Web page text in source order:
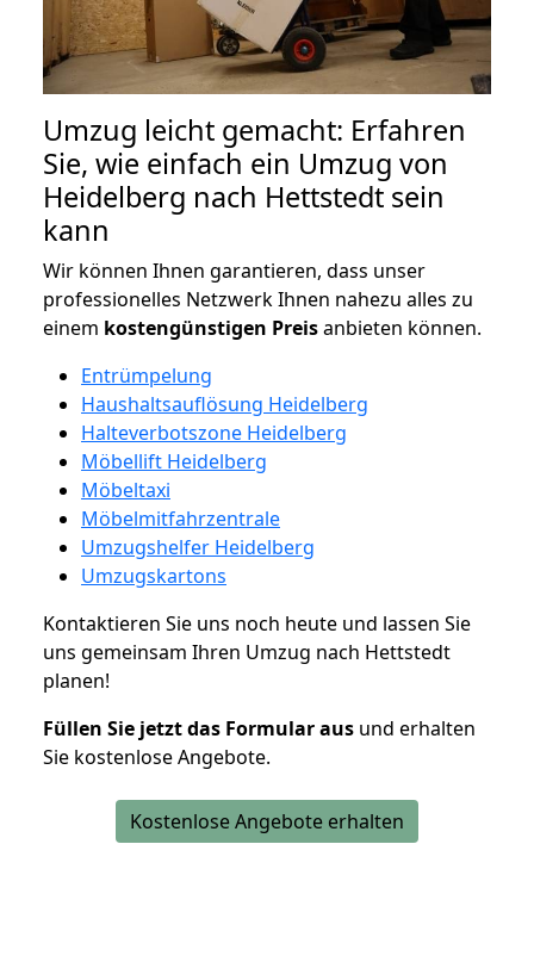
Umzug leicht gemacht: Erfahren
Sie, wie einfach ein Umzug von
Heidelberg nach Hettstedt sein
kann
Wir können Ihnen garantieren, dass unser
professionelles Netzwerk Ihnen nahezu alles zu
einem kostengünstigen Preisanbieten können.
Entrümpelung
Haushaltsauflösung Heidelberg
Halteverbotszone Heidelberg
Möbellift Heidelberg
Möbeltaxi
Möbelmitfahrzentrale
Umzugshelfer Heidelberg
Umzugskartons
Kontaktieren Sie uns noch heute und lassen Sie
uns gemeinsam Ihren Umzug nach Hettstedt
planen!
Füllen Sie jetzt das Formular aus und erhalten
Sie kostenlose Angebote.
Kostenlose Angebote erhalten